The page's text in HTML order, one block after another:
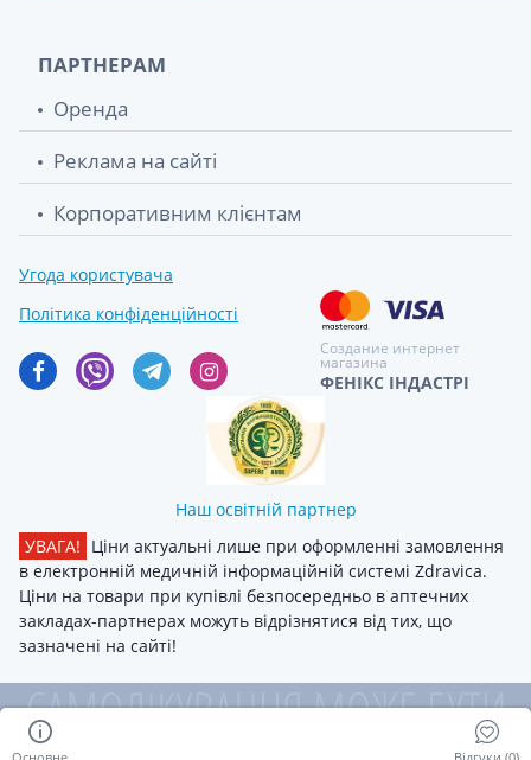
ПАРТНЕРАМ
Оренда
Реклама на сайті
Корпоративним клієнтам
Угода користувача
Політика конфіденційності
Создание интернет
магазина
ФЕНІКС ІНДАСТРІ
Наш освітній партнер
УВАГА! Ціни актуальні лише при оформленні замовлення
в електронній медичній інформаційній системі Zdravica.
Ціни на товари при купівлі безпосередньо в аптечних
закладах-партнерах можуть відрізнятися від тих, що
зазначені на сайті!